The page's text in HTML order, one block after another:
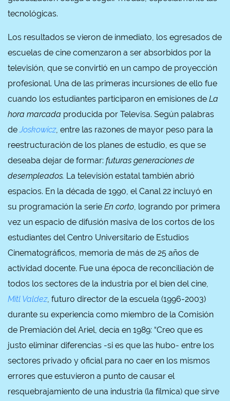
tecnológicas.
Los resultados se vieron de inmediato, los egresados de
escuelas de cine comenzaron a ser absorbidos por la
televisión, que se convirtió en un campo de proyección
profesional. Una de las primeras incursiones de ello fue
cuando los estudiantes participaron en emisiones de La
hora marcada producida por Televisa. Según palabras
deJoskowicz, entre las razones de mayor peso para la
reestructuración de los planes de estudio, es que se
deseaba dejar de formar: futuras generaciones de
desempleados. La televisión estatal también abrió
espacios. En la década de 1990, el Canal 22 incluyó en
su programación la serie En corto, logrando por primera
vez un espacio de difusión masiva de los cortos de los
estudiantes del Centro Universitario de Estudios
Cinematográficos, memoria de más de 25 años de
actividad docente. Fue una época de reconciliación de
todos los sectores de la industria por el bien del cine,
Mitl Valdez, futuro director de la escuela (1996-2003)
durante su experiencia como miembro de la Comisión
de Premiación del Ariel, decía en 1989: “Creo que es
justo eliminar diferencias -si es que las hubo- entre los
sectores privado y oficial para no caer en los mismos
errores que estuvieron a punto de causar el
resquebrajamiento de una industria (la fílmica) que sirve